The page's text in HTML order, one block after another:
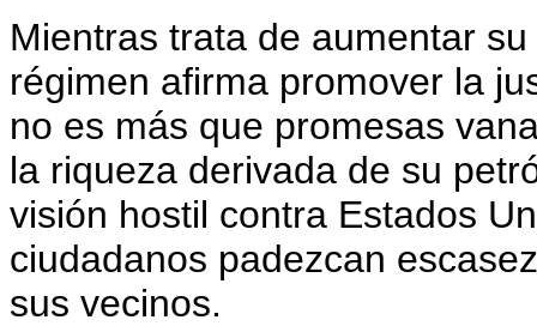
Mientras trata de aumentar
régimen afirma promover la
no es más que promesas
la riqueza derivada de su
visión hostil contra Estados
ciudadanos padezcan
sus vecinos.